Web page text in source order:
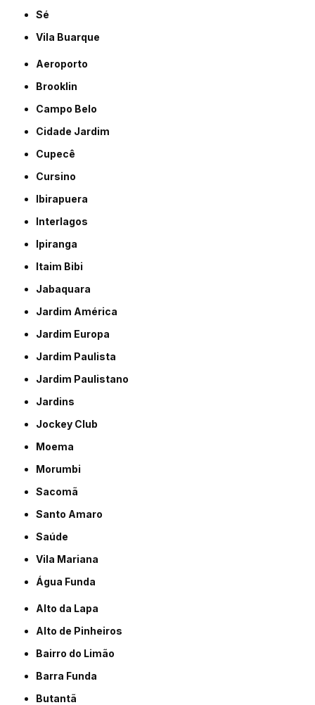
Sé
Vila Buarque
Aeroporto
Brooklin
Campo Belo
Cidade Jardim
Cupecê
Cursino
Ibirapuera
Interlagos
Ipiranga
Itaim Bibi
Jabaquara
Jardim América
Jardim Europa
Jardim Paulista
Jardim Paulistano
Jardins
Jockey Club
Moema
Morumbi
Sacomã
Santo Amaro
Saúde
Vila Mariana
Água Funda
Alto da Lapa
Alto de Pinheiros
Bairro do Limão
Barra Funda
Butantã